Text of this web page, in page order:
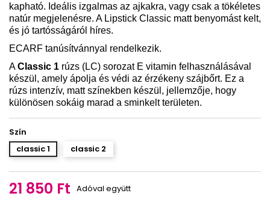
kapható. Ideális izgalmas az ajkakra, vagy csak a tökéletes
natúr megjelenésre. A Lipstick Classic matt benyomást kelt,
és jó tartósságáról híres.
ECARF tanúsítvánnyal rendelkezik.
AClassic 1 rúzs (LC) sorozat E vitamin felhasználásával
készül, amely ápolja és védi az érzékeny szájbőrt. Ez a
rúzs intenzív, matt színekben készül, jellemzője, hogy
különösen sokáig marad a sminkelt területen.
Szín
classic 1
classic 2
21 850 Ft Adóval együtt